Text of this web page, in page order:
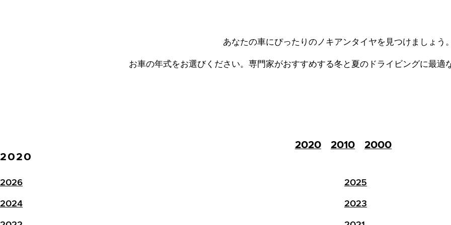
あなたの車にぴったりのノキアンタイヤを見つけましょう。
お車の年式をお選びください。 専門家がおすすめする冬と夏のドライビングに最適
2020 2010
2000
2020
2026
2025
2024
2023